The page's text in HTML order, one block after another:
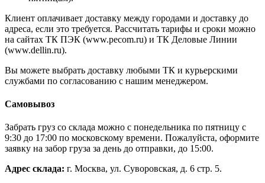
Клиент оплачивает доставку между городами и доставку до
адреса, если это требуется. Рассчитать тарифы и сроки можно
на сайтах ТК ПЭК (www.pecom.ru) и ТК Деловые Линии
(www.dellin.ru).
Вы можете выбрать доставку любыми ТК и курьерскими
службами по согласованию с нашим менеджером.
Самовывоз
Забрать груз со склада можно с понедельника по пятницу с
9:30 до 17:00 по московскому времени. Пожалуйста, оформите
заявку на забор груза за день до отправки, до 15:00.
Адрес склада: г. Москва, ул. Суворовская, д. 6 стр. 5.